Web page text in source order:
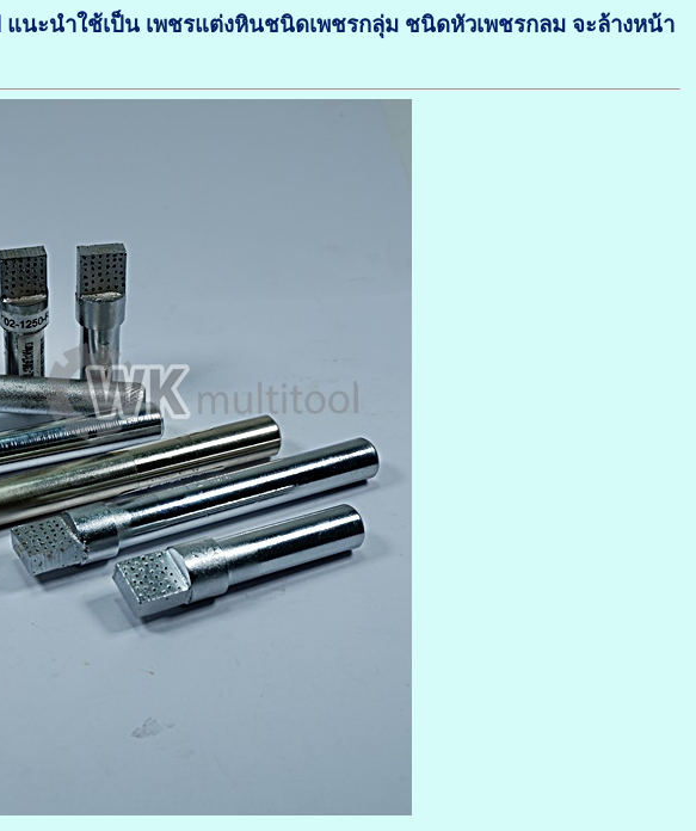
แนะนำใช้เป็น เพชรแต่งหินชนิดเพชรกลุ่ม ชนิดหัวเพชรกลมจะล้างหน้า